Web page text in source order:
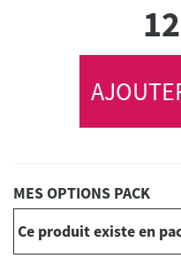
MES OPTIONS PACK
Ce produit existe en